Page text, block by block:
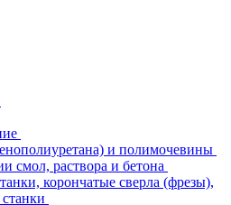
и полимочевины
смол, раствора и бетона
корончатые сверла (фрезы),